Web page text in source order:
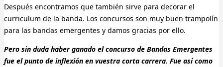
Después encontramos que también sirve para decorar el
curriculum de la banda. Los concursos son muy buen trampolín
para las bandas emergentes y damos gracias por ello.
Pero sin duda haber ganado el concurso de Bandas Emergentes
fue el punto de inflexión en vuestra corta carrera. Fue así como